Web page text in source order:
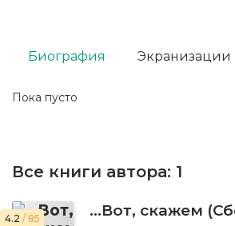
Пока пусто
Биография Экранизации
Все книги автора: 1
4.2 / 85 …Вот, скажем